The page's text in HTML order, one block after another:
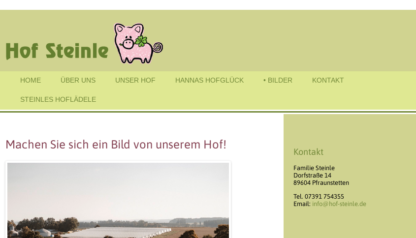
HOME ÜBER UNS UNSER HOF HANNAS HOFGLÜCK • BILDER KONTAKT
STEINLES HOFLÄDELE
Machen Sie sich ein Bild von unserem Hof!
Kontakt
Familie Steinle
Dorfstraße 14
89604 Pfraunstetten
Tel. 07391 754355
Email: info@hof-steinle.de